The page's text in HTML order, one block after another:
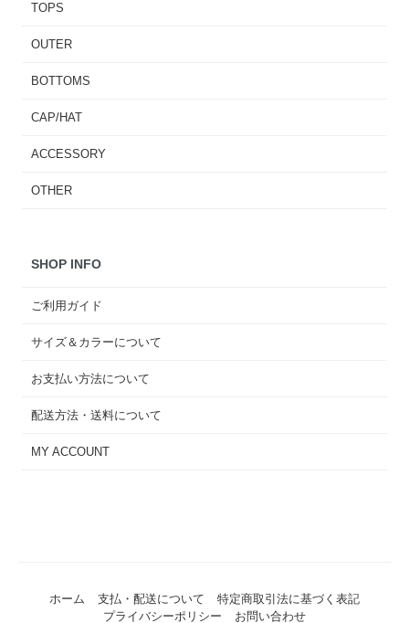
TOPS
OUTER
BOTTOMS
CAP/HAT
ACCESSORY
OTHER
SHOP INFO
ご利用ガイド
サイズ＆カラーについて
お支払い方法について
配送方法・送料について
MY ACCOUNT
ホーム 支払・配送について
特定商取引法に基づく表記
プライバシーポリシー
お問い合わせ